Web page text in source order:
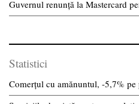
Guvernul renunță la Mastercard
Statistici
Comerțul cu amănuntul, -5,7%